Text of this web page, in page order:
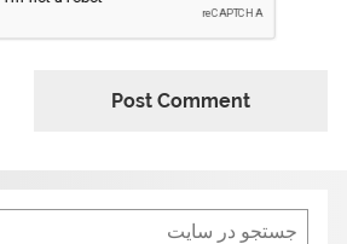
Search